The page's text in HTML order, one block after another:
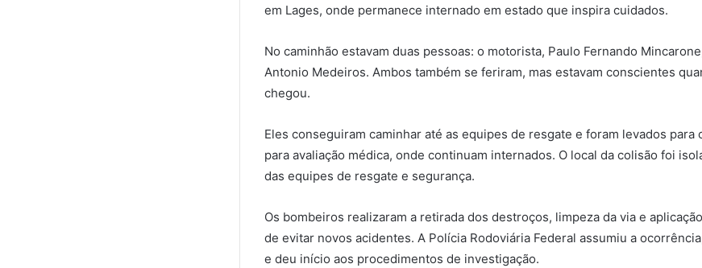
em Lages, onde permanece internado em estado que inspira cuidados.
No caminhão estavam duas pessoas: o motorista, Paulo Fernando
Antonio Medeiros. Ambos também se feriram, mas estavam conscientes
chegou.
Eles conseguiram caminhar até as equipes de resgate e foram levados para
para avaliação médica, onde continuam internados. O local da colisão foi
das equipes de resgate e segurança.
Os bombeiros realizaram a retirada dos destroços, limpeza da via e
de evitar novos acidentes. A Polícia Rodoviária Federal assumiu a
e deu início aos procedimentos de investigação.